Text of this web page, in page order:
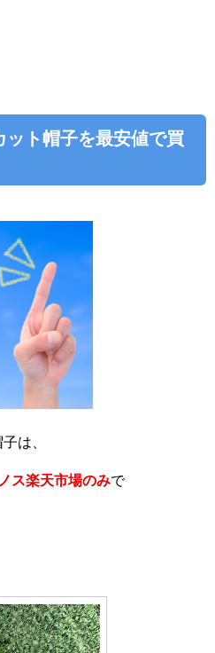
ット帽子を最安値で買
は、
ス楽天市場のみで